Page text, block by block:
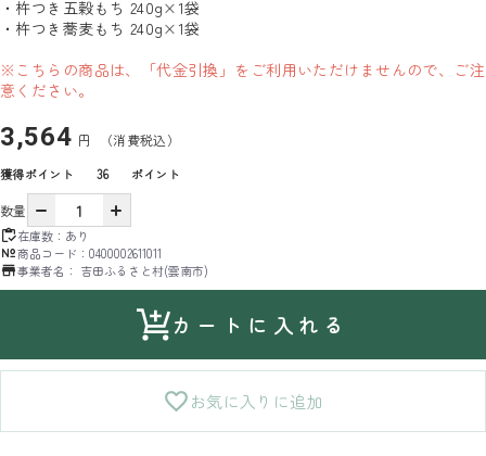
・杵つき五穀もち 240g×1袋
・杵つき蕎麦もち 240g×1袋
※こちらの商品は、「代金引換」をご利用いただけませんので、ご注
意ください。
3,564 円 （消費税込）
獲得ポイント 36 ポイント
数量
在庫数： あり
商品コード： 0400002611011
事業者名： 吉田ふるさと村(雲南市)
カートに入れる
お気に入りに追加